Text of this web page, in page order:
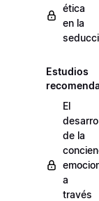
ética
en la
Estudios
El
de la
a
través